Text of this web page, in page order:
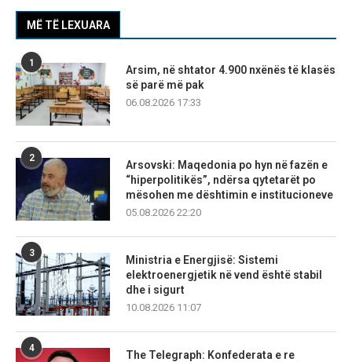
MË TË LEXUARA
1
Arsim, në shtator 4.900 nxënës të klasës
së parë më pak
06.08.2026 17:33
2
Arsovski: Maqedonia po hyn në fazën e
“hiperpolitikës”, ndërsa qytetarët po
mësohen me dështimin e institucioneve
05.08.2026 22:20
3
Ministria e Energjisë: Sistemi
elektroenergjetik në vend është stabil
dhe i sigurt
10.08.2026 11:07
4
The Telegraph: Konfederata e re